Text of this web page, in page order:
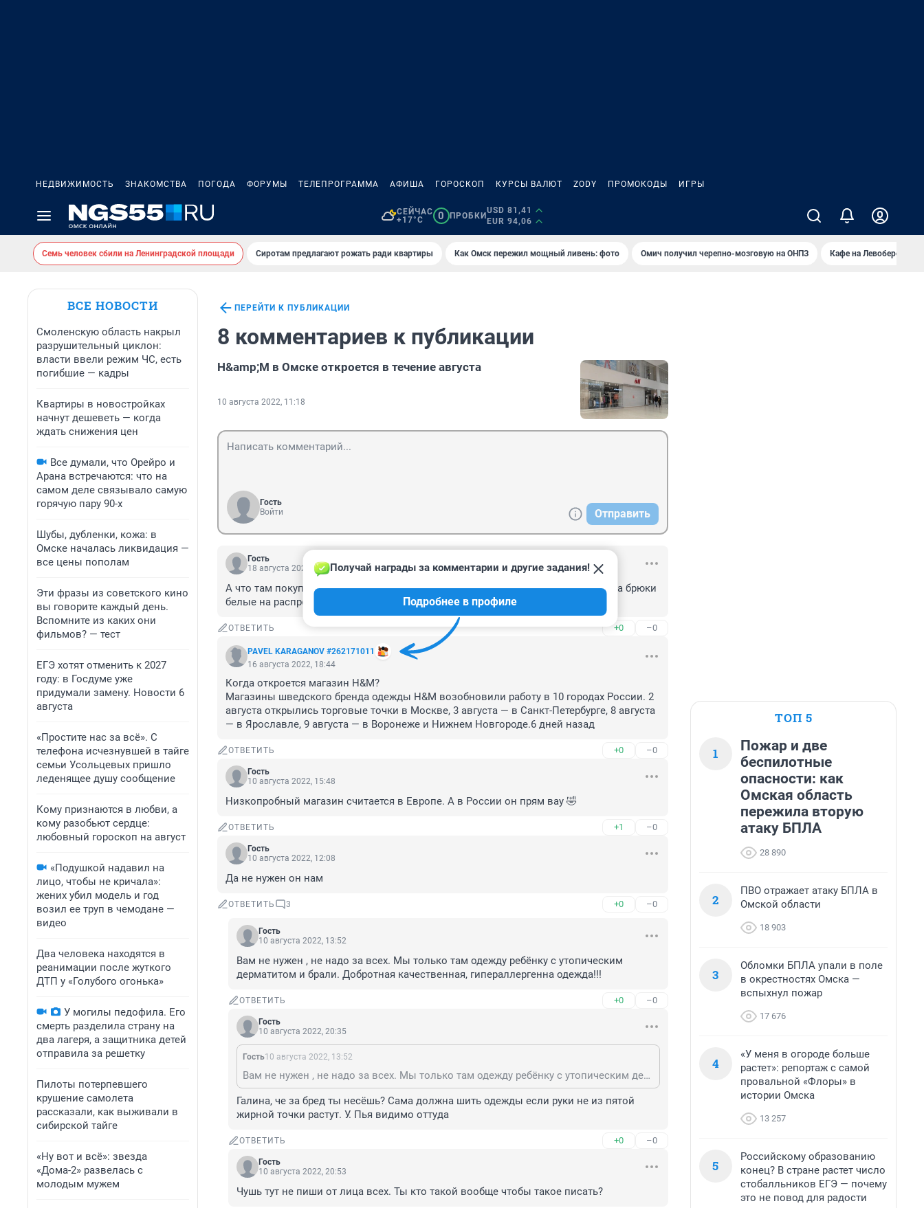
НЕДВИЖИМОСТЬ ЗНАКОМСТВА ПОГОДА ФОРУМЫ ТЕЛЕПРОГРАММА АФИША ГОРОСКОП КУРСЫ ВАЛЮТ ZODY ПРОМОКОДЫ ИГРЫ
СЕЙЧАС
+17°C
0 ПРОБКИ
USD 81,41
EUR 94,06
Семь человек сбили на Ленинградской площади Сиротам предлагают рожать ради квартиры Как Омск пережил мощный ливень: фото Омич получил черепно-мозговую на ОНПЗ Кафе на Левобережье
ВСЕ НОВОСТИ
Смоленскую область накрыл
разрушительный циклон:
власти ввели режим ЧС, есть
погибшие — кадры
Квартиры в новостройках
начнут дешеветь — когда
ждать снижения цен
Все думали, что Орейро и
Арана встречаются: что на
самом деле связывало самую
горячую пару 90-х
Шубы, дубленки, кожа: в
Омске началась ликвидация —
все цены пополам
Эти фразы из советского кино
вы говорите каждый день.
Вспомните из каких они
фильмов? — тест
ЕГЭ хотят отменить к 2027
году: в Госдуме уже
придумали замену. Новости 6
августа
«Простите нас за всё». С
телефона исчезнувшей в тайге
семьи Усольцевых пришло
леденящее душу сообщение
Кому признаются в любви, а
кому разобьют сердце:
любовный гороскоп на август
«Подушкой надавил на
лицо, чтобы не кричала»:
жених убил модель и год
возил ее труп в чемодане —
видео
Два человека находятся в
реанимации после жуткого
ДТП у «Голубого огонька»
У могилы педофила. Его
смерть разделила страну на
два лагеря, а защитника детей
отправила за решетку
Пилоты потерпевшего
крушение самолета
рассказали, как выживали в
сибирской тайге
«Ну вот и всё»: звезда
«Дома-2» развелась с
молодым мужем
ПЕРЕЙТИ К ПУБЛИКАЦИИ
8 комментариев к публикации
H&amp;M в Омске откроется в течение августа
10 августа 2022, 11:18
Гость
Войти
Отправить
Гость
18 августа 2022, 07:46
А что там покупать то? Вещи не айс, и цены высокие. Единственный раз купила брюки
белые на распродаже за 600 р. И всё! Невелика потеря!
ОТВЕТИТЬ +0 –0
PAVEL KARAGANOV #262171011
Получай награды за комментарии и другие задания!
Подробнее в профиле
16 августа 2022, 18:44
Когда откроется магазин H&M?
Магазины шведского бренда одежды H&M возобновили работу в 10 городах России. 2
августа открылись торговые точки в Москве, 3 августа — в Санкт-Петербурге, 8 августа
— в Ярославле, 9 августа — в Воронеже и Нижнем Новгороде.6 дней назад
ОТВЕТИТЬ +0 –0
Гость
10 августа 2022, 15:48
Низкопробный магазин считается в Европе. А в России он прям вау 🤣
ОТВЕТИТЬ +1 –0
Гость
10 августа 2022, 12:08
Да не нужен он нам
ОТВЕТИТЬ 3 +0 –0
Гость
10 августа 2022, 13:52
Вам не нужен , не надо за всех. Мы только там одежду ребёнку с утопическим
дерматитом и брали. Добротная качественная, гипераллергенна одежда!!!
ОТВЕТИТЬ +0 –0
Гость
10 августа 2022, 20:35
Гость10 августа 2022, 13:52
Вам не нужен , не надо за всех. Мы только там одежду ребёнку с утопическим дерматитом и брали. Добротная качественная, гипераллергенна одежда!!!
Галина, че за бред ты несёшь? Сама должна шить одежды если руки не из пятой
жирной точки растут. У. Пья видимо оттуда
ОТВЕТИТЬ +0 –0
Гость
10 августа 2022, 20:53
Чушь тут не пиши от лица всех. Ты кто такой вообще чтобы такое писать?
ТОП 5
1
Пожар и две
беспилотные
опасности: как
Омская область
пережила вторую
атаку БПЛА
28 890
2
ПВО отражает атаку БПЛА в
Омской области
18 903
3
Обломки БПЛА упали в поле
в окрестностях Омска —
вспыхнул пожар
17 676
4
«У меня в огороде больше
растет»: репортаж с самой
провальной «Флоры» в
истории Омска
13 257
5
Российскому образованию
конец? В стране растет число
стобалльников ЕГЭ — почему
это не повод для радости